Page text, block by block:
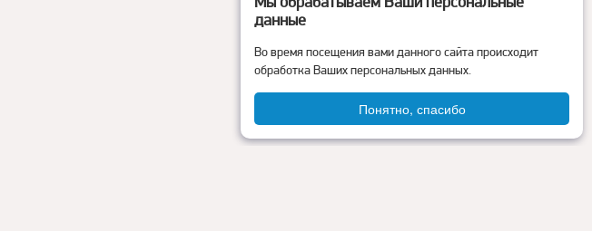
данные
Во время посещения вами данного сайта происходит
обработка Ваших персональных данных.
Понятно, спасибо